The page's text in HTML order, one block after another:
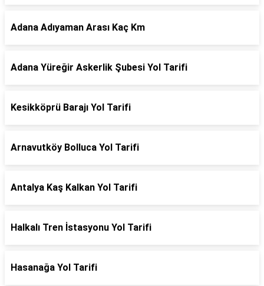
Adana Adıyaman Arası Kaç Km
Adana Yüreğir Askerlik Şubesi Yol Tarifi
Kesikköprü Barajı Yol Tarifi
Arnavutköy Bolluca Yol Tarifi
Antalya Kaş Kalkan Yol Tarifi
Halkalı Tren İstasyonu Yol Tarifi
Hasanağa Yol Tarifi